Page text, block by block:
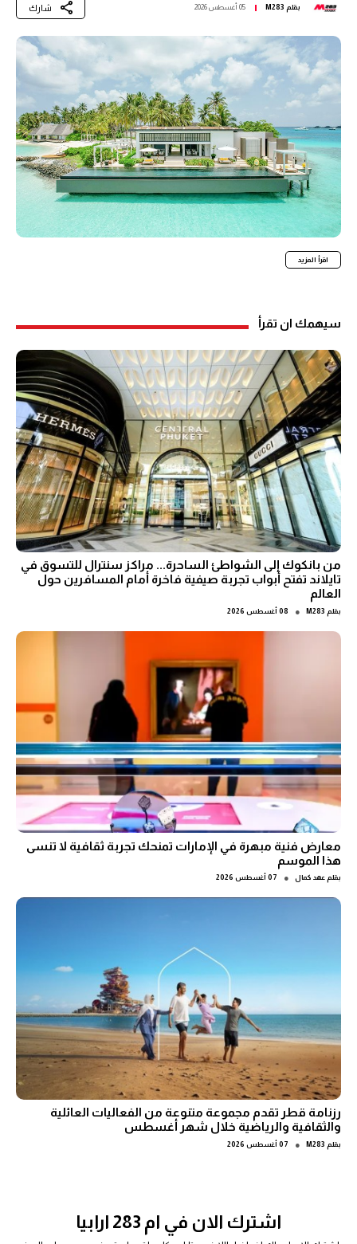
بقلم M283 05 أغسطس 2026 شارك
اقرأ المزيد
سيهمك ان تقرأ
من بانكوك إلى الشواطئ الساحرة... مراكز سنترال للتسوق في
تايلاند تفتح أبواب تجربة صيفية فاخرة أمام المسافرين حول
العالم
بقلم M283
● 08 أغسطس 2026
معارض فنية مبهرة في الإمارات تمنحك تجربة ثقافية لا تنسى
هذا الموسم
بقلم عهد كمال ● 07 أغسطس 2026
رزنامة قطر تقدم مجموعة متنوعة من الفعاليات العائلية
والثقافية والرياضية خلال شهر أغسطس
بقلم M283
● 07 أغسطس 2026
اشترك الان في ام 283 ارابيا